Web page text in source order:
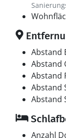
Abstand
Abstand
Abstand
Abstand
Abstand
Anzahl